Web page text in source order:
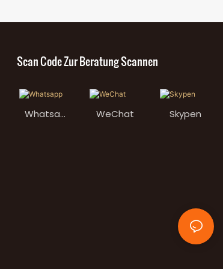
Scan Code Zur Beratung Scannen
Whatsap
WeChat Skypen